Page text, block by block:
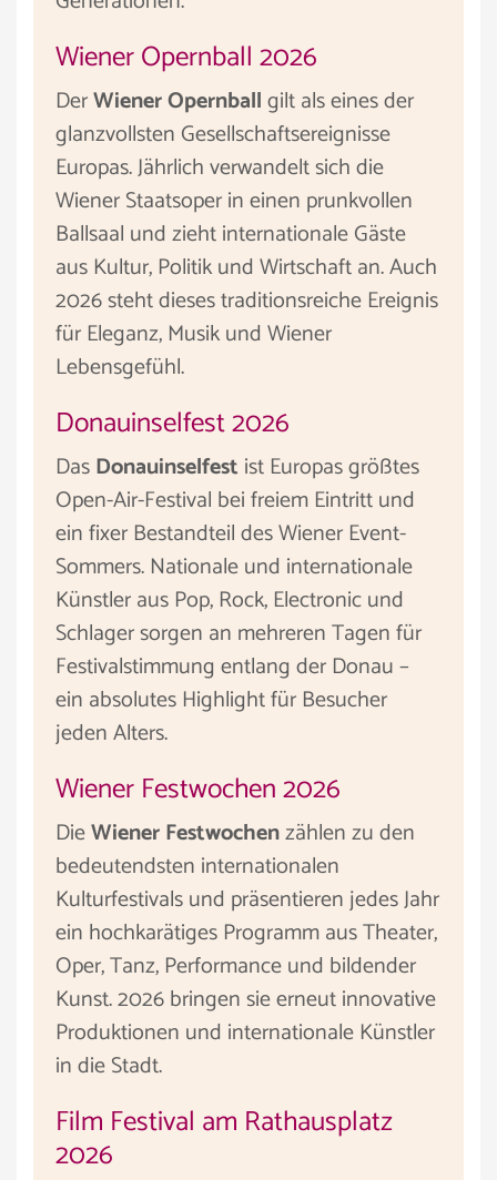
Wiener Opernball 2026
DerWiener Opernballgilt als eines der
glanzvollsten Gesellschaftsereignisse
Europas. Jährlich verwandelt sich die
Wiener Staatsoper in einen prunkvollen
Ballsaal und zieht internationale Gäste
aus Kultur, Politik und Wirtschaft an. Auch
2026 steht dieses traditionsreiche Ereignis
für Eleganz, Musik und Wiener
Lebensgefühl.
Donauinselfest 2026
DasDonauinselfestist Europas größtes
Open-Air-Festival bei freiem Eintritt und
ein fixer Bestandteil des Wiener Event-
Sommers. Nationale und internationale
Künstler aus Pop, Rock, Electronic und
Schlager sorgen an mehreren Tagen für
Festivalstimmung entlang der Donau –
ein absolutes Highlight für Besucher
jeden Alters.
Wiener Festwochen 2026
DieWiener Festwochenzählen zu den
bedeutendsten internationalen
Kulturfestivals und präsentieren jedes Jahr
ein hochkarätiges Programm aus Theater,
Oper, Tanz, Performance und bildender
Kunst. 2026 bringen sie erneut innovative
Produktionen und internationale Künstler
in die Stadt.
Film Festival am Rathausplatz
2026